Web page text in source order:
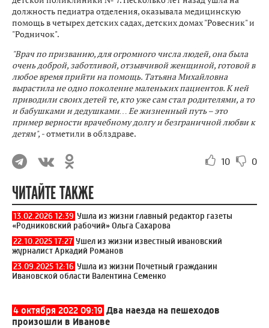
должность педиатра отделения, оказывала медицинскую
помощь в четырех детских садах, детских домах "Ровесник" и
"Родничок".
"Врач по призванию, для огромного числа людей, она была
очень доброй, заботливой, отзывчивой женщиной, готовой в
любое время прийти на помощь. Татьяна Михайловна
вырастила не одно поколение маленьких пациентов. К ней
приводили своих детей те, кто уже сам стал родителями, а то
и бабушками и дедушками… Ее жизненный путь – это
пример верности врачебному долгу и безграничной любви к
детям", -отметили в облздраве.
10 0
ЧИТАЙТЕ ТАКЖЕ
13.02.2026 12:39 Ушла из жизни главный редактор газеты
«Родниковский рабочий» Ольга Сахарова
22.10.2025 17:27 Ушел из жизни известный ивановский
журналист Аркадий Романов
23.09.2025 12:16 Ушла из жизни Почетный гражданин
Ивановской области Валентина Семенко
4 октября 2022 09:19 Два наезда на пешеходов
произошли в Иванове